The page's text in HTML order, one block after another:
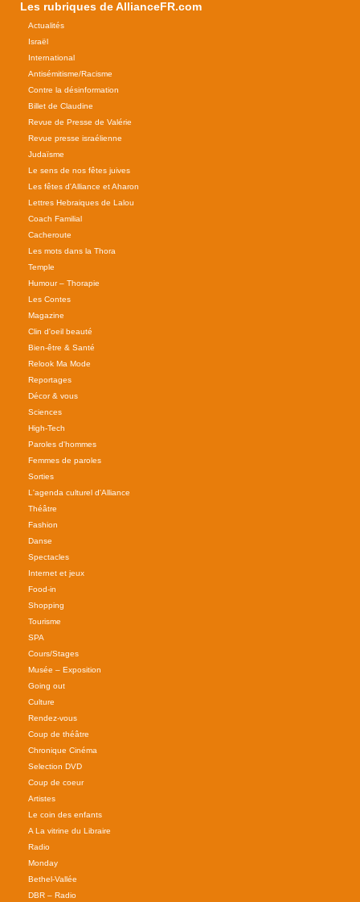
Les rubriques de AllianceFR.com
Actualités
Israël
International
Antisémitisme/Racisme
Contre la désinformation
Billet de Claudine
Revue de Presse de Valérie
Revue presse israélienne
Judaïsme
Le sens de nos fêtes juives
Les fêtes d'Alliance et Aharon
Lettres Hebraiques de Lalou
Coach Familial
Cacheroute
Les mots dans la Thora
Temple
Humour – Thorapie
Les Contes
Magazine
Clin d'oeil beauté
Bien-être & Santé
Relook Ma Mode
Reportages
Décor & vous
Sciences
High-Tech
Paroles d'hommes
Femmes de paroles
Sorties
L'agenda culturel d'Alliance
Théâtre
Fashion
Danse
Spectacles
Internet et jeux
Food-in
Shopping
Tourisme
SPA
Cours/Stages
Musée – Exposition
Going out
Culture
Rendez-vous
Coup de théâtre
Chronique Cinéma
Selection DVD
Coup de coeur
Artistes
Le coin des enfants
A La vitrine du Libraire
Radio
Monday
Bethel-Vallée
DBR – Radio